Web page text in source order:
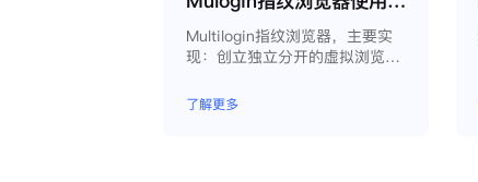
Multilogin指纹浏览器，主要实
现：创立独立分开的虚拟浏览器
重浏览器文件，展开团队协作，
构建商务工作流程，开发网络自
了解更多